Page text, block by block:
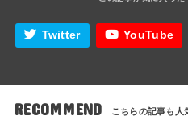
Twitter YouTube
RECOMMEND